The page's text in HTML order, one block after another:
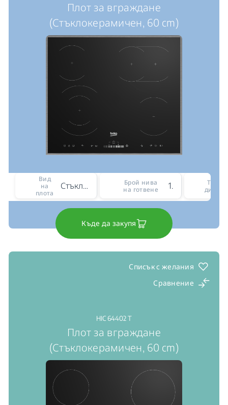
Плот за вграждане
(Стъклокерамичен, 60 cm)
Вид
на
плота
Стъклокерамичен
Брой нива
на готвене
19
Тип на
Къде да закупя
Списък с желания
Сравнение
HIC 64402 T
Плот за вграждане
(Стъклокерамичен, 60 cm)